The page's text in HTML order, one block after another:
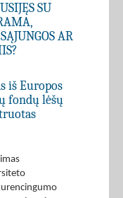
SU
AR
iš Europos
fondų lėšų